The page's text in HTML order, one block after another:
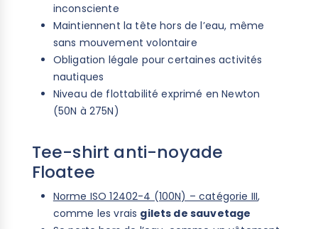
inconsciente
Maintiennent la tête hors de l’eau, même
sans mouvement volontaire
Obligation légale pour certaines activités
nautiques
Niveau de flottabilité exprimé en Newton
(50N à 275N)
Tee-shirt anti-noyade
Floatee
Norme ISO 12402-4 (100N) – catégorie III,
comme les vrais gilets de sauvetage